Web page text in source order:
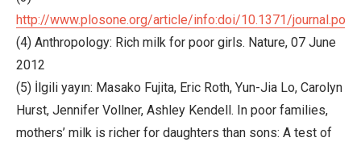
http://www.plosone.org/article/info:doi/10.1371/
(4) Anthropology: Rich milk for poor girls. Nature, 07 June
2012
(5) İlgili yayın: Masako Fujita, Eric Roth, Yun-Jia Lo, Carolyn
Hurst, Jennifer Vollner, Ashley Kendell. In poor families,
mothers’ milk is richer for daughters than sons: A test of